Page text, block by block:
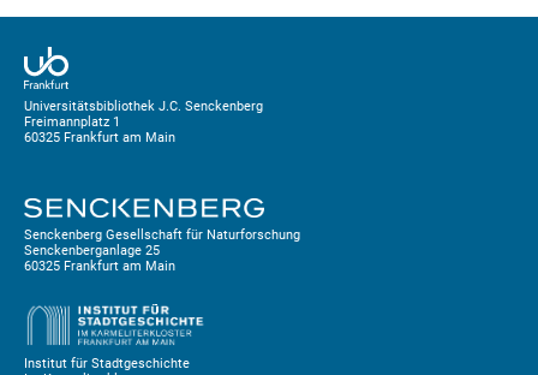
Universitätsbibliothek J.C. Senckenberg
Freimannplatz 1
60325 Frankfurt am Main
Senckenberg Gesellschaft für Naturforschung
Senckenberganlage 25
60325 Frankfurt am Main
Institut für Stadtgeschichte